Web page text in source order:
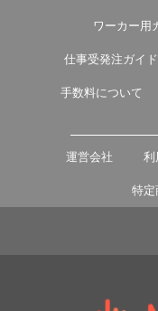
ワーカー用
仕事受発注ガイ
手数料について
運営会社 利
特定